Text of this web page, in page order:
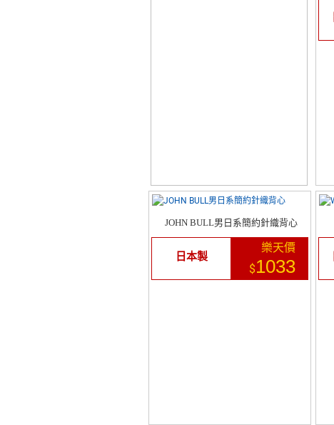
JOHN BULL男日系簡約針織背心
日本製
樂天價
$1033